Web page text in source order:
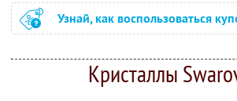
Узнай, как воспользоваться
Кристаллы